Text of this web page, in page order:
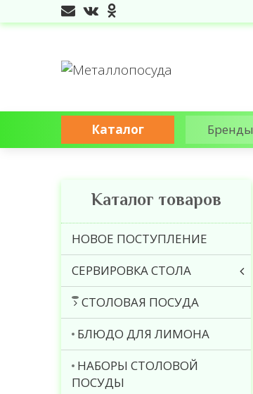
Каталог Бренды
Каталог товаров
НОВОЕ ПОСТУПЛЕНИЕ
СЕРВИРОВКА СТОЛА
СТОЛОВАЯ ПОСУДА
БЛЮДО ДЛЯ ЛИМОНА
НАБОРЫ СТОЛОВОЙ
ПОСУДЫ